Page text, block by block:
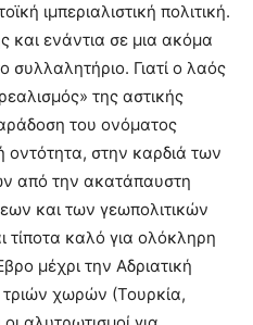
ιμπεριαλιστική πολιτική.
και ενάντια σε μια ακόμα
συλλαλητήριο. Γιατί ο λαός
της αστικής
του ονόματος
οντότητα, στην καρδιά των
από την ακατάπαυστη
και των γεωπολιτικών
τίποτα καλό για ολόκληρη
μέχρι την Αδριατική
χωρών (Τουρκία,